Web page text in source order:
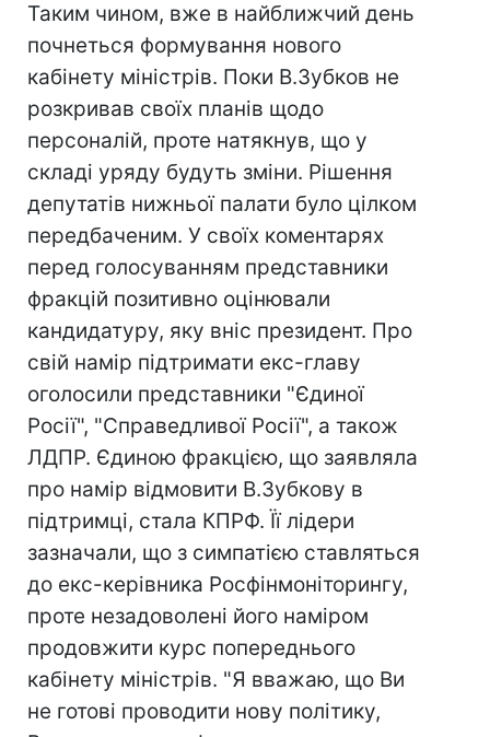
Таким чином, вже в найближчий день
почнеться формування нового
кабінету міністрів. Поки В.Зубков не
розкривав своїх планів щодо
персоналій, проте натякнув, що у
складі уряду будуть зміни. Рішення
депутатів нижньої палати було цілком
передбаченим. У своїх коментарях
перед голосуванням представники
фракцій позитивно оцінювали
кандидатуру, яку вніс президент. Про
свій намір підтримати екс-главу
оголосили представники "Єдиної
Росії", "Справедливої Росії", а також
ЛДПР. Єдиною фракцією, що заявляла
про намір відмовити В.Зубкову в
підтримці, стала КПРФ. Її лідери
зазначали, що з симпатією ставляться
до екс-керівника Росфінмоніторингу,
проте незадоволені його наміром
продовжити курс попереднього
кабінету міністрів. "Я вважаю, що Ви
не готові проводити нову політику,